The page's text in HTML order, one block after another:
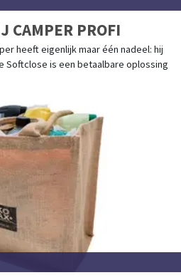
CAMPER PROFI
heeft eigenlijk maar één nadeel: hij
Softclose is een betaalbare oplossing